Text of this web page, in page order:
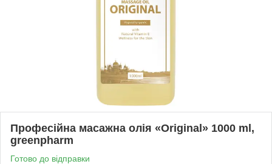
Професійна масажна олія «Original» 1000 ml,
greenpharm
Готово до відправки